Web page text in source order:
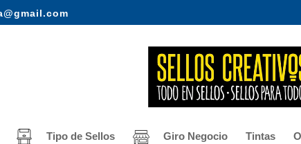
Tipo de Sellos Giro Negocio Tintas